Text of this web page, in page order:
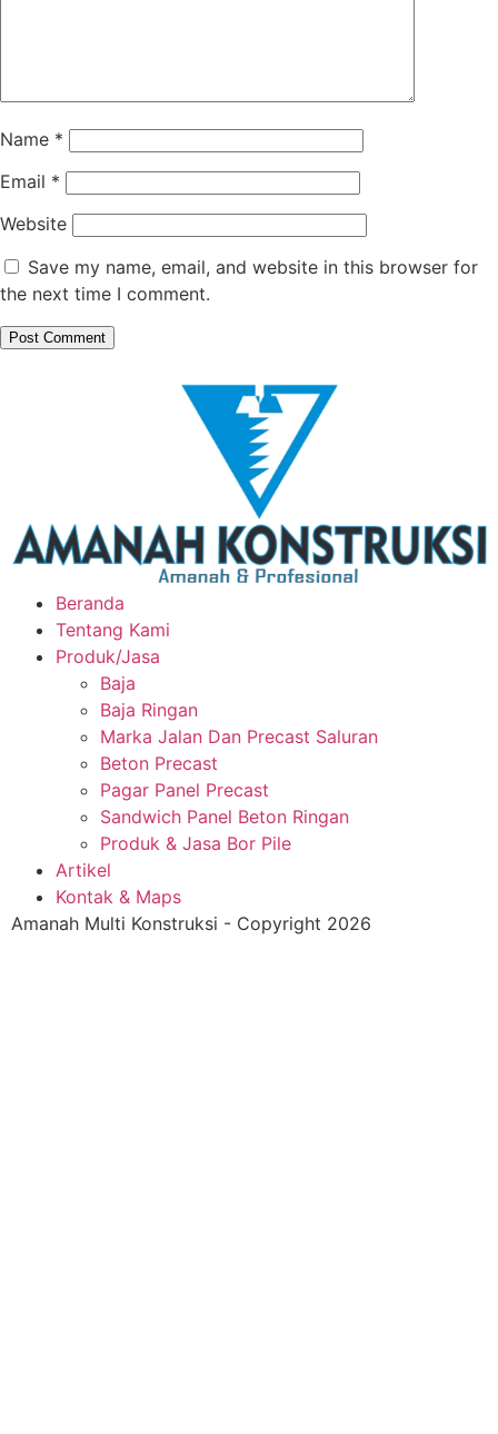
Name *
Email *
Website
Save my name, email, and website in this browser for
the next time I comment.
Beranda
Tentang Kami
Produk/Jasa
Baja
Baja Ringan
Marka Jalan Dan Precast Saluran
Beton Precast
Pagar Panel Precast
Sandwich Panel Beton Ringan
Produk & Jasa Bor Pile
Artikel
Kontak & Maps
Amanah Multi Konstruksi - Copyright 2026